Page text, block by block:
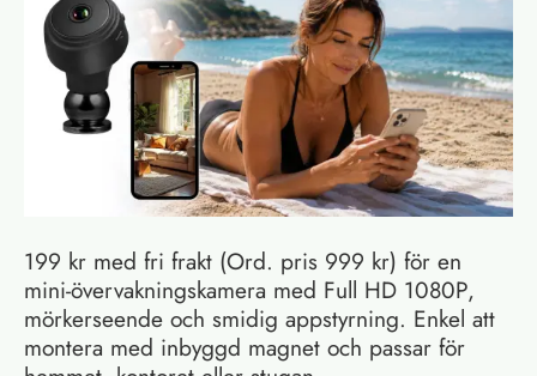
199 kr med fri frakt (Ord. pris 999 kr) för en
mini-övervakningskamera med Full HD 1080P,
mörkerseende och smidig appstyrning. Enkel att
montera med inbyggd magnet och passar för